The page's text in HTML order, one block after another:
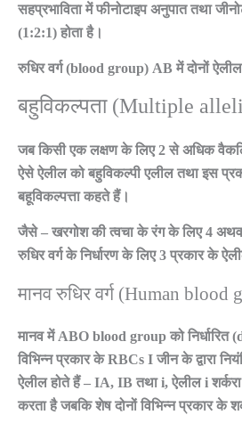
सहप्रभाविता में फीनोटाइप अनुपात तथा
(1:2:1) होता है।
रुधिर वर्ग (blood group) AB में दोनों
बहुविकल्पता (Multiple
जब किसी एक लक्षण के लिए 2 से अधिक
ऐसे ऐलील को बहुविकल्पी एलील तथा इस
बहूविकल्पत्ता कहते हैं।
जैसे – खरगोश की त्वचा के रंग के लिए 4
रुधिर वर्ग के निर्धारण के लिए 3 प्रकार के
मानव रुधिर वर्ग (Human blood
मानव में ABO blood group को निर्धारित
विभिन्न प्रकार के RBCs I जीन के द्वारा
ऐलील होते हैं – IA, IB तथा i, ऐलील i
करता है जबकि शेष दोनों विभिन्न प्रकार के